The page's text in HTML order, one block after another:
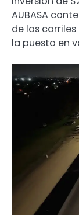
AUBASA
de los
la puesta en